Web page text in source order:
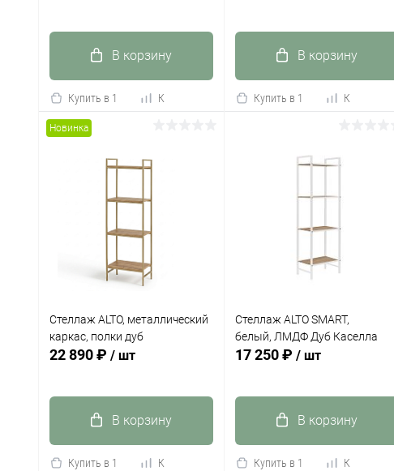
В корзину
Купить в 1
клик
К
сравнению
В корзину
Купить в 1
клик
К
сравнению
Новинка
Стеллаж ALTO, металлический
каркас, полки дуб
22 890 ₽ / шт
В корзину
Купить в 1
К
Стеллаж ALTO SMART,
белый, ЛМДФ Дуб Каселла
17 250 ₽ / шт
В корзину
Купить в 1
К